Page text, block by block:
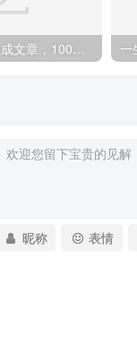
微头条AI一键生成文章，100%过原创，当天做隔天收益，可批量，一天轻松200+
昵称 表情